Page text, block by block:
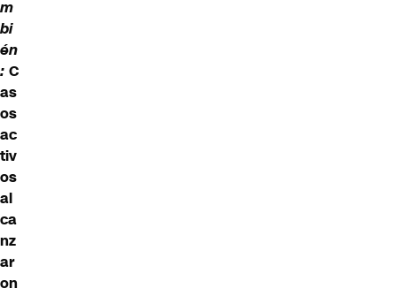
m
bi
én
: C
as
os
ac
tiv
os
al
ca
nz
ar
on